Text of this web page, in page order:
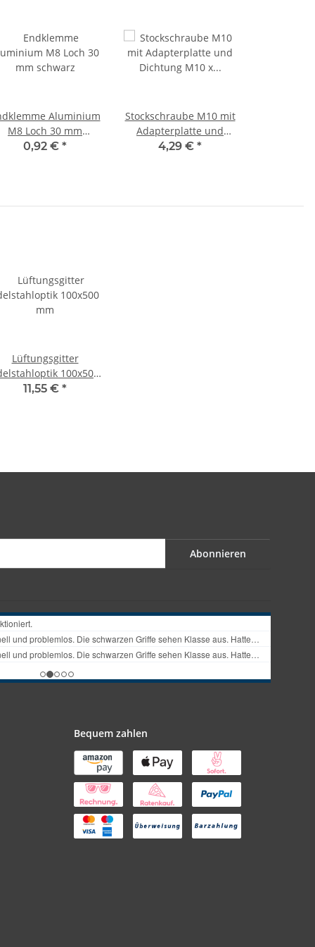
Aluminium
M8 Loch 30 mm
schwarz
0,92 € *
Stockschraube M10 mit
Adapterplatte und
Dichtung M10 x 250
4,29 € *
Lüftungsgitter
100x500
mm
11,55 € *
Abonnieren
Bequem zahlen